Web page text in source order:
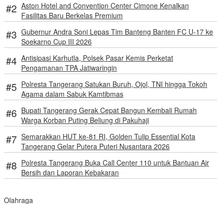
Aston Hotel and Convention Center Cimone Kenalkan
Fasilitas Baru Berkelas Premium
Gubernur Andra Soni Lepas Tim Banteng Banten FC U-17 ke
Soekarno Cup III 2026
Antisipasi Karhutla, Polsek Pasar Kemis Perketat
Pengamanan TPA Jatiwaringin
Polresta Tangerang Satukan Buruh, Ojol, TNI hingga Tokoh
Agama dalam Sabuk Kamtibmas
Bupati Tangerang Gerak Cepat Bangun Kembali Rumah
Warga Korban Puting Beliung di Pakuhaji
Semarakkan HUT ke-81 RI, Golden Tulip Essential Kota
Tangerang Gelar Putera Puteri Nusantara 2026
Polresta Tangerang Buka Call Center 110 untuk Bantuan Air
Bersih dan Laporan Kebakaran
Olahraga